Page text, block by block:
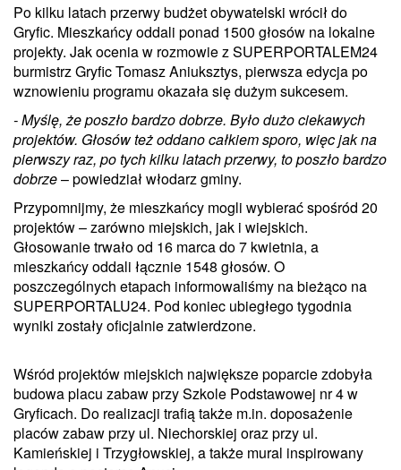
Po kilku latach przerwy budżet obywatelski wrócił do
Gryfic. Mieszkańcy oddali ponad 1500 głosów na lokalne
projekty. Jak ocenia w rozmowie z SUPERPORTALEM24
burmistrz Gryfic Tomasz Aniuksztys, pierwsza edycja po
wznowieniu programu okazała się dużym sukcesem.
- Myślę, że poszło bardzo dobrze. Było dużo ciekawych
projektów. Głosów też oddano całkiem sporo, więc jak na
pierwszy raz, po tych kilku latach przerwy, to poszło bardzo
dobrze– powiedział włodarz gminy.
Przypomnijmy, że mieszkańcy mogli wybierać spośród 20
projektów – zarówno miejskich, jak i wiejskich.
Głosowanie trwało od 16 marca do 7 kwietnia, a
mieszkańcy oddali łącznie 1548 głosów. O
poszczególnych etapach informowaliśmy na bieżąco na
SUPERPORTALU24. Pod koniec ubiegłego tygodnia
wyniki zostały oficjalnie zatwierdzone.
Wśród projektów miejskich największe poparcie zdobyła
budowa placu zabaw przy Szkole Podstawowej nr 4 w
Gryficach. Do realizacji trafią także m.in. doposażenie
placów zabaw przy ul. Niechorskiej oraz przy ul.
Kamieńskiej i Trzygłowskiej, a także mural inspirowany